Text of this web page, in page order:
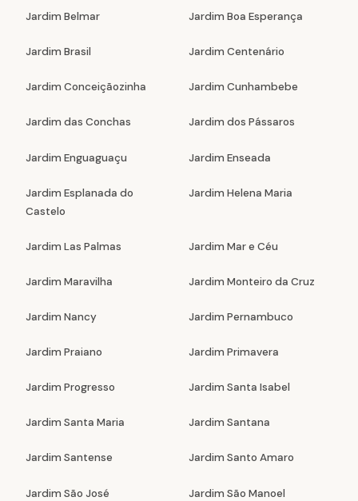
Jardim Belmar Jardim Boa Esperança
Jardim Brasil Jardim Centenário
Jardim Conceiçãozinha Jardim Cunhambebe
Jardim das Conchas Jardim dos Pássaros
Jardim Enguaguaçu Jardim Enseada
Jardim Esplanada do
Castelo
Jardim Helena Maria
Jardim Las Palmas Jardim Mar e Céu
Jardim Maravilha Jardim Monteiro da Cruz
Jardim Nancy Jardim Pernambuco
Jardim Praiano Jardim Primavera
Jardim Progresso Jardim Santa Isabel
Jardim Santa Maria Jardim Santana
Jardim Santense Jardim Santo Amaro
Jardim São José Jardim São Manoel